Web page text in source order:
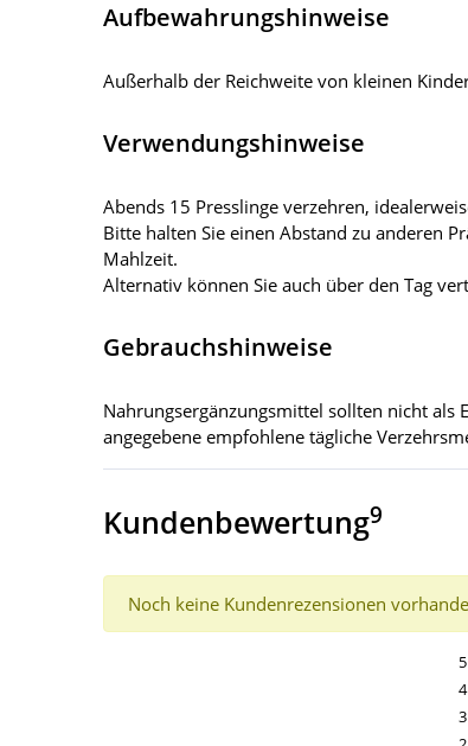
Aufbewahrungshinweise
Außerhalb der Reichweite von kleinen
Verwendungshinweise
Abends 15 Presslinge verzehren,
Bitte halten Sie einen Abstand zu anderen
Mahlzeit.
Alternativ können Sie auch über den Tag
Gebrauchshinweise
Nahrungsergänzungsmittel sollten nicht als
angegebene empfohlene tägliche
Kundenbewertung9
Noch keine Kundenrezensionen
5
4
3